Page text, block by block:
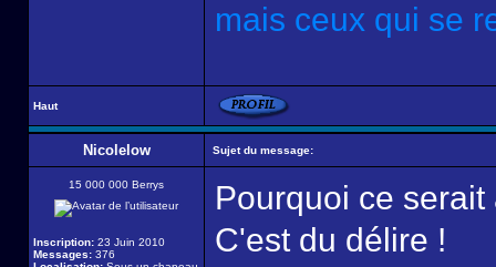
mais ceux qui se
Haut
Nicolelow Sujet du message:
15 000 000 Berrys
Inscription: 23 Juin 2010
Messages: 376
Pourquoi ce
C'est du délire !